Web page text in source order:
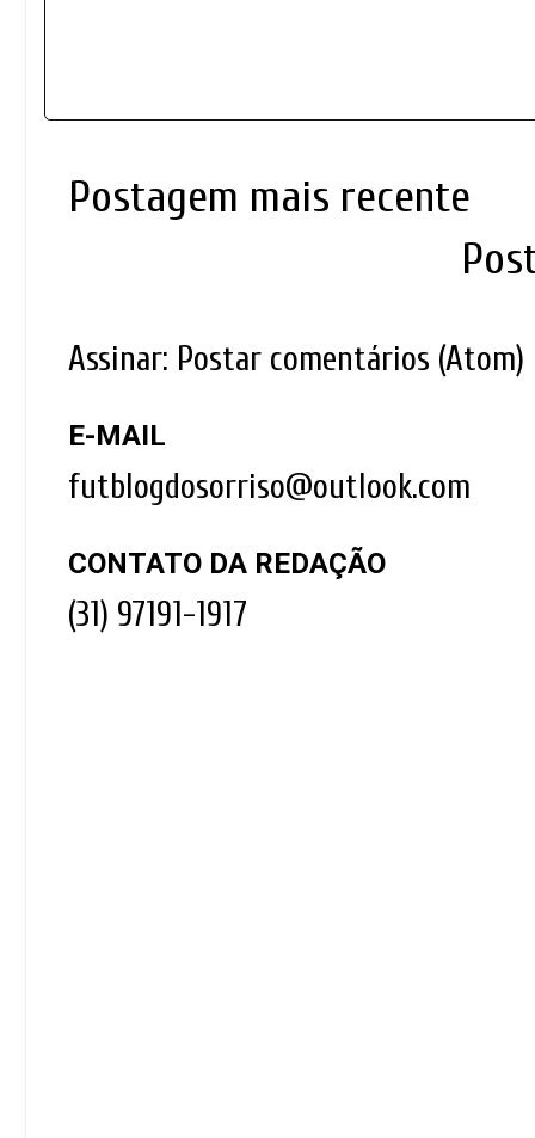
Postagem mais recente
Assinar: Postar comentários (Atom)
E-MAIL
futblogdosorriso@outlook.com
CONTATO DA REDAÇÃO
(31) 97191-1917